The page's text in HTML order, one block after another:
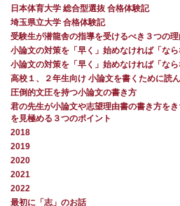
日本体育大学 総合型選抜 合格体験記
埼玉県立大学 合格体験記
受験生が潜龍舎の指導を受けるべき３つの理
小論文の対策を「早く」始めなければ「な
小論文の対策を「早く」始めなければ「な
高校１、２年生向け 小論文を書くために読
圧倒的文圧を持つ小論文の書き方
君の先生が小論文や志望理由書の書き方を
を見極める３つのポイント
2018
2019
2020
2021
2022
最初に「志」のお話